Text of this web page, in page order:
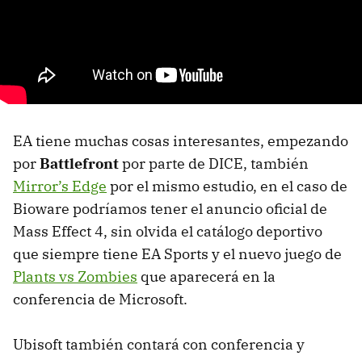
EA tiene muchas cosas interesantes, empezando
porBattlefrontpor parte de DICE, también
Mirror’s Edge por el mismo estudio, en el caso de
Bioware podríamos tener el anuncio oficial de
Mass Effect 4, sin olvida el catálogo deportivo
que siempre tiene EA Sports y el nuevo juego de
Plants vs Zombies que aparecerá en la
conferencia de Microsoft.
Ubisoft también contará con conferencia y